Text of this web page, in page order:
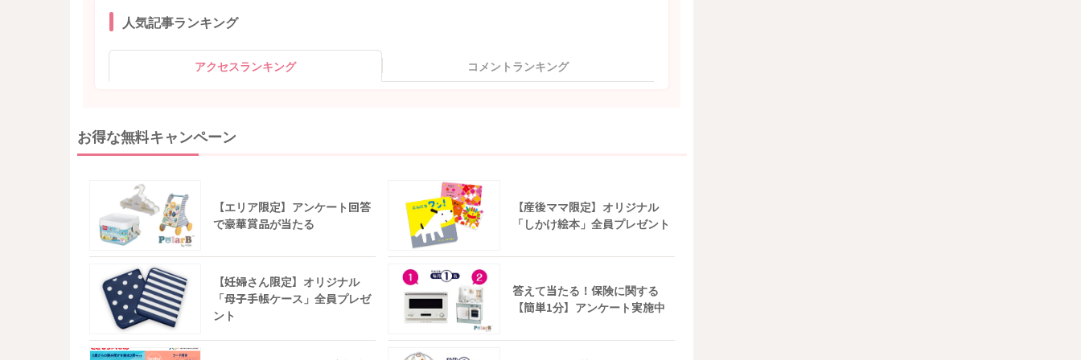
人気記事ランキング
アクセスランキング コメントランキング
お得な無料キャンペーン
【エリア限定】アンケート回答
で豪華賞品が当たる
【産後ママ限定】オリジナル
「しかけ絵本」全員プレゼント
【妊婦さん限定】オリジナル
「母子手帳ケース」全員プレゼ
ント
答えて当たる！保険に関する
【簡単1分】アンケート実施中